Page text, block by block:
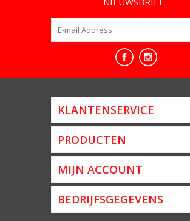
KLANTENSERVICE
PRODUCTEN
MIJN ACCOUNT
BEDRIJFSGEGEVENS